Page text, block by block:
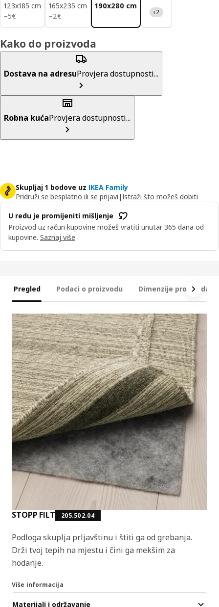
123x185 cm
−5€
5€
165x235 cm
−2€
2€
190x280 cm
+2
Kako do proizvoda
Dostava na adresuProvjera dostupnosti...
Robna kućaProvjera dostupnosti...
Skupljaj 1 bodove uz IKEA Family
Pridruži se besplatno ili se prijavi | Istraži što možeš dobiti
U redu je promijeniti mišljenje
Proizvod uz račun kupovine možeš vratiti unutar 365 dana od
kupovine. Saznaj više
Pregled Podaci o proizvodu Dimenzije proizvoda
STOPP FILT 205.502.04
Podloga skuplja prljavštinu i štiti ga od grebanja.
Drži tvoj tepih na mjestu i čini ga mekšim za
hodanje.
Više informacija
Materijali i održavanje